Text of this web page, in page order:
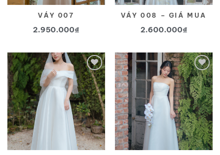
VÁY 007
2.950.000₫
VÁY 008 – GIÁ MUA
2.600.000₫
Yêu
thích
Yêu
thích